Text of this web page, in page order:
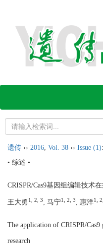
遗传 ›› 2016 Vol. 38 ›› Issue (1)
• 综述 •
CRISPR/Cas9基因组编辑技术
王大勇1, 2, 3, 马宁1, 2, 3, 惠洋1,
The application of CRISPR/
research